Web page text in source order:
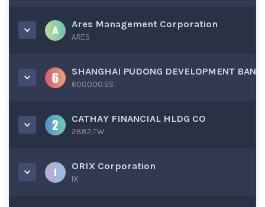
Ares Management Corporation
ARES
SHANGHAI PUDONG DEVELOPMENT BAN
600000.SS
CATHAY FINANCIAL HLDG CO
2882.TW
ORIX Corporation
IX